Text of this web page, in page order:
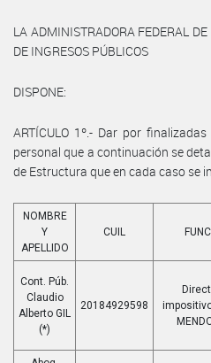
LA ADMINISTRADORA FEDERAL
DE INGRESOS PÚBLICOS
DISPONE:
ARTÍCULO 1º.- Dar por
personal que a continuación se
de Estructura que en cada caso se
NOMBRE
Y
APELLIDO
CUIL
Cont. Púb.
Claudio
Alberto GIL
(*)
20184929598
impositivo